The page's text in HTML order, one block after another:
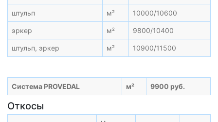
штульп м² 10000/10600
эркер м² 9800/10400
штульп, эркер м² 10900/11500
Система PROVEDAL м² 9900 руб.
Откосы